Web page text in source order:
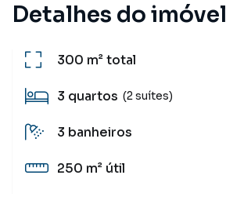
Detalhes do imóvel
300 m²total
3 quartos (2 suítes)
3 banheiros
250 m² útil